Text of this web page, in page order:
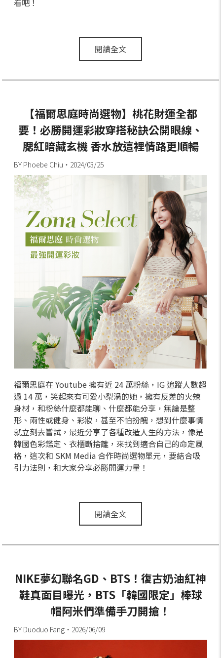
看吧！
閱讀全文
【福爾思庭時尚選物】桃花財運全都
要！必勝開運彩妝穿搭秘訣公開眼線、
腮紅暗藏玄機 香水放這裡情路更順暢
BY Phoebe Chiu・2024/03/25
福爾思庭在 Youtube 擁有近 24 萬粉絲，IG 追蹤人數超
過 14 萬，笑起來有可愛小梨渦的她，擁有反差的火辣
身材，和粉絲什麼都能聊、什麼都能分享，無論是整
形、兩性或健身、彩妝，甚至不怕扮醜，想到什麼事情
就立刻去嘗試，最近分享了各種改造人生的方法，像是
韓國色彩鑑定、衣櫃斷捨離，來找到適合自己的命定風
格，這次和 SKM Media 合作時尚選物單元，要結合吸
引力法則，和大家分享必勝開運力量！
閱讀全文
NIKE夢幻聯名GD、BTS！復古奶油紅神
鞋真面目曝光，BTS「韓國限定」棒球
帽阿米們準備手刀開搶！
BY Duoduo Fang・2026/06/09